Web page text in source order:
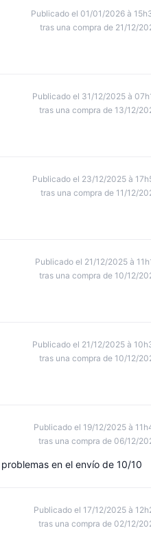
Publicado el 01/01/2026 à
tras una compra de 21/12/
Publicado el 31/12/2025 à
tras una compra de 13/12/
Publicado el 23/12/2025 à
tras una compra de 11/12/
Publicado el 21/12/2025 à
tras una compra de 10/12/
Publicado el 21/12/2025 à
tras una compra de 10/12/
Publicado el 19/12/2025 à
tras una compra de 06/12/
en el envío de 10/10
Publicado el 17/12/2025 à
tras una compra de 02/12/